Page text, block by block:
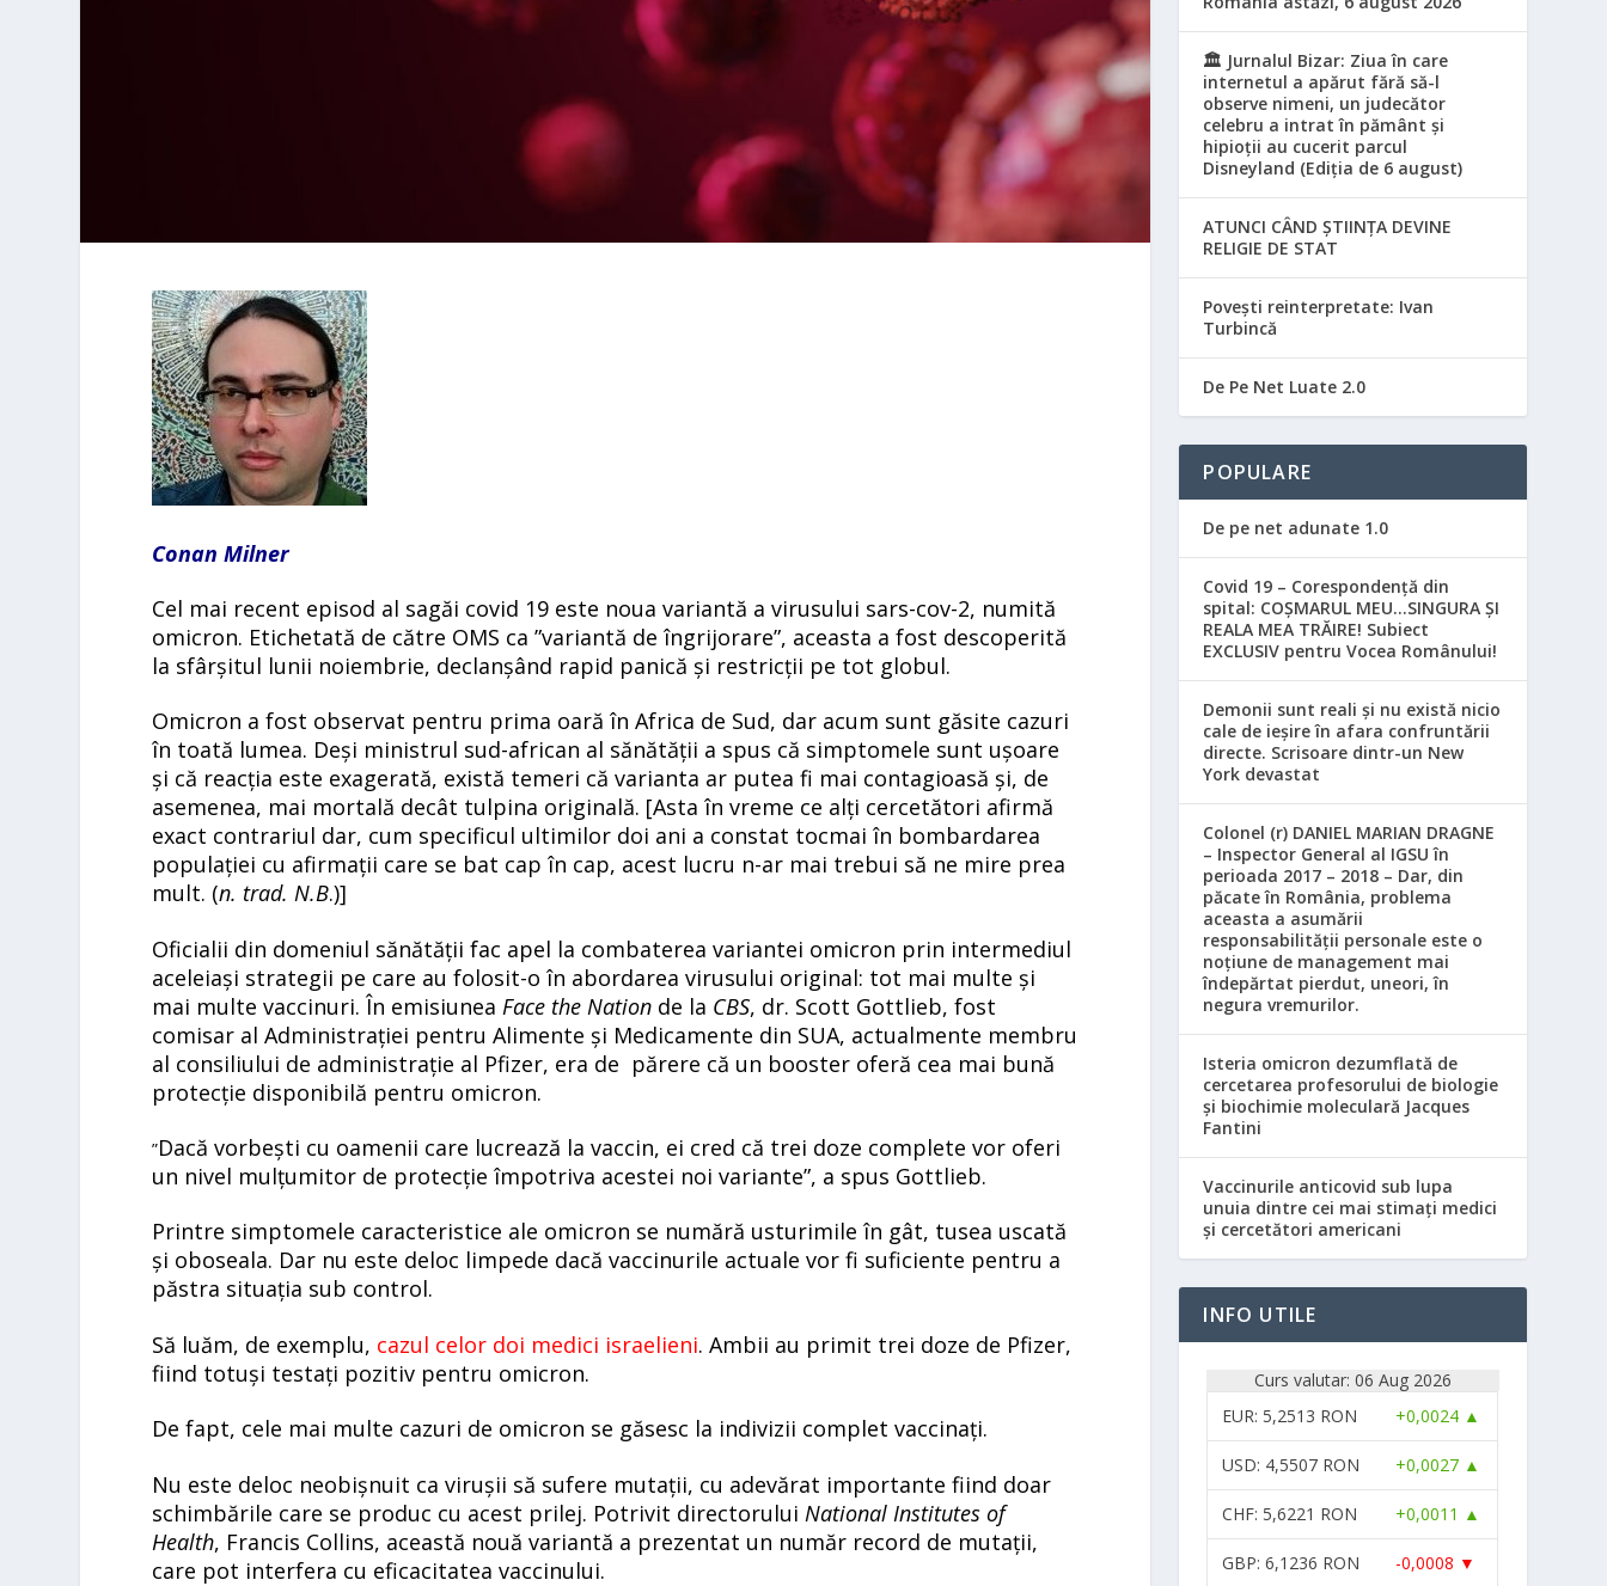
Conan Milner
Cel mai recent episod al sagăi covid 19 este noua variantă a virusului sars-cov-2, numită
omicron. Etichetată de către OMS ca ”variantă de îngrijorare”, aceasta a fost descoperită
la sfârșitul lunii noiembrie, declanșând rapid panică și restricții pe tot globul.
Omicron a fost observat pentru prima oară în Africa de Sud, dar acum sunt găsite cazuri
în toată lumea. Deși ministrul sud-african al sănătății a spus că simptomele sunt ușoare
și că reacția este exagerată, există temeri că varianta ar putea fi mai contagioasă și, de
asemenea, mai mortală decât tulpina originală. [Asta în vreme ce alți cercetători afirmă
exact contrariul dar, cum specificul ultimilor doi ani a constat tocmai în bombardarea
populației cu afirmații care se bat cap în cap, acest lucru n-ar mai trebui să ne mire prea
mult. (n. trad. N.B.)]
Oficialii din domeniul sănătății fac apel la combaterea variantei omicron prin intermediul
aceleiași strategii pe care au folosit-o în abordarea virusului original: tot mai multe și
mai multe vaccinuri. În emisiunea Face the Nation de la CBS, dr. Scott Gottlieb, fost
comisar al Administrației pentru Alimente și Medicamente din SUA, actualmente membru
al consiliului de administrație al Pfizer, era de părere că un booster oferă cea mai bună
protecție disponibilă pentru omicron.
”Dacă vorbești cu oamenii care lucrează la vaccin, ei cred că trei doze complete vor oferi
un nivel mulțumitor de protecție împotriva acestei noi variante”, a spus Gottlieb.
Printre simptomele caracteristice ale omicron se numără usturimile în gât, tusea uscată
și oboseala. Dar nu este deloc limpede dacă vaccinurile actuale vor fi suficiente pentru a
păstra situația sub control.
Să luăm, de exemplu, cazul celor doi medici israelieni. Ambii au primit trei doze de Pfizer,
fiind totuși testați pozitiv pentru omicron.
De fapt, cele mai multe cazuri de omicron se găsesc la indivizii complet vaccinați.
Nu este deloc neobișnuit ca virușii să sufere mutații, cu adevărat importante fiind doar
schimbările care se produc cu acest prilej. Potrivit directorului National Institutes of
Health, Francis Collins, această nouă variantă a prezentat un număr record de mutații,
care pot interfera cu eficacitatea vaccinului.
🏛️ Jurnalul Bizar: Ziua în care
internetul a apărut fără să-l
observe nimeni, un judecător
celebru a intrat în pământ și
hipioții au cucerit parcul
Disneyland (Ediția de 6 august)
ATUNCI CÂND ȘTIINȚA DEVINE
RELIGIE DE STAT
Povești reinterpretate: Ivan
Turbincă
De Pe Net Luate 2.0
POPULARE
De pe net adunate 1.0
Covid 19 – Corespondență din
spital: COȘMARUL MEU…SINGURA ȘI
REALA MEA TRĂIRE! Subiect
EXCLUSIV pentru Vocea Românului!
Demonii sunt reali și nu există nicio
cale de ieșire în afara confruntării
directe. Scrisoare dintr-un New
York devastat
Colonel (r) DANIEL MARIAN DRAGNE
– Inspector General al IGSU în
perioada 2017 – 2018 – Dar, din
păcate în România, problema
aceasta a asumării
responsabilităţii personale este o
noţiune de management mai
îndepărtat pierdut, uneori, în
negura vremurilor.
Isteria omicron dezumflată de
cercetarea profesorului de biologie
și biochimie moleculară Jacques
Fantini
Vaccinurile anticovid sub lupa
unuia dintre cei mai stimați medici
și cercetători americani
INFO UTILE
Curs valutar: 06 Aug 2026
EUR: 5,2513 RON +0,0024 ▲
USD: 4,5507 RON +0,0027 ▲
CHF: 5,6221 RON +0,0011 ▲
GBP: 6,1236 RON -0,0008 ▼